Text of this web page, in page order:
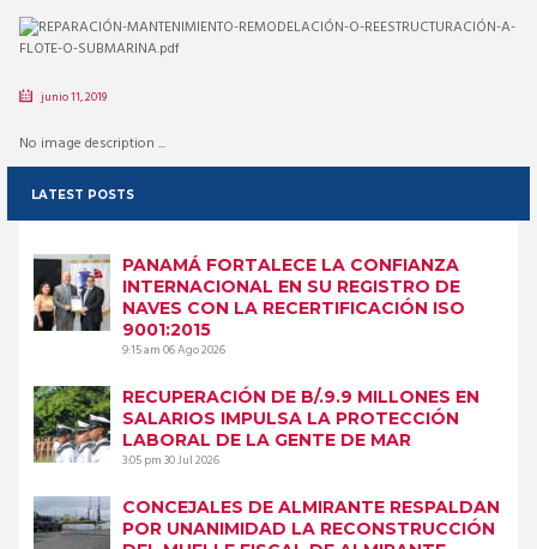
junio 11, 2019
No image description ...
LATEST POSTS
PANAMÁ FORTALECE LA CONFIANZA
INTERNACIONAL EN SU REGISTRO DE
NAVES CON LA RECERTIFICACIÓN ISO
9001:2015
9:15 am06 Ago 2026
RECUPERACIÓN DE B/.9.9 MILLONES EN
SALARIOS IMPULSA LA PROTECCIÓN
LABORAL DE LA GENTE DE MAR
3:05 pm30 Jul 2026
CONCEJALES DE ALMIRANTE RESPALDAN
POR UNANIMIDAD LA RECONSTRUCCIÓN